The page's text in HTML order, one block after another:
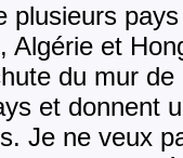
plusieurs
Algérie et
du mur
et donnent
Je ne veux